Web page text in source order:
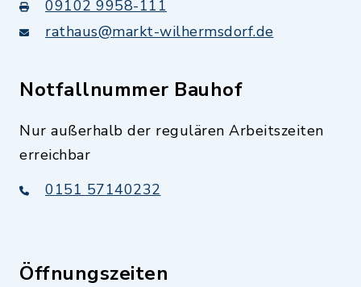
09102 9958-111
rathaus@markt-wilhermsdorf.de
Notfallnummer Bauhof
Nur außerhalb der regulären Arbeitszeiten
erreichbar
0151 57140232
Öffnungszeiten